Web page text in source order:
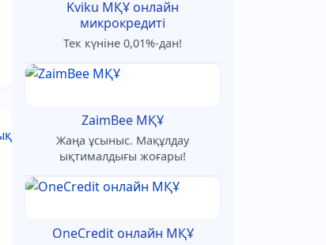
Kviku МҚҰ онлайн
микрокредиті
Тек күніне 0,01%-дан!
ZaimBee МҚҰ
Жаңа ұсыныс. Мақұлдау
ықтималдығы жоғары!
OneCredit онлайн МҚҰ